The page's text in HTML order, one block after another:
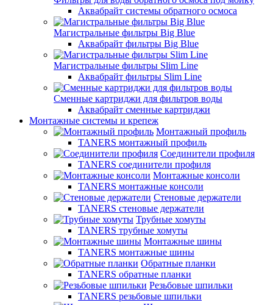
Аквабрайт системы обратного осмоса
Магистральные фильтры Big Blue
Аквабрайт фильтры Big Blue
Магистральные фильтры Slim Line
Аквабрайт фильтры Slim Line
Сменные картриджи для фильтров воды
Аквабрайт сменные картриджи
Монтажные системы и крепеж
Монтажный профиль
TANERS монтажный профиль
Соединители профиля
TANERS соединители профиля
Монтажные консоли
TANERS монтажные консоли
Стеновые держатели
TANERS стеновые держатели
Трубные хомуты
TANERS трубные хомуты
Монтажные шины
TANERS монтажные шины
Обратные планки
TANERS обратные планки
Резьбовые шпильки
TANERS резьбовые шпильки